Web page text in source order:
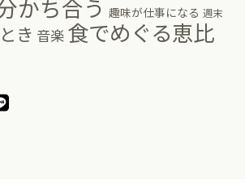
かち合う 趣味が仕事になる 週末
き 音楽 食でめぐる恵比